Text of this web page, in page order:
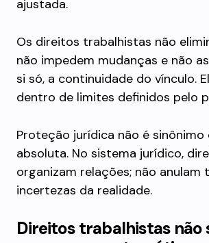
ajustada.
Os direitos trabalhistas não
não impedem mudanças e não
si só, a continuidade do vínculo.
dentro de limites definidos pelo
Proteção jurídica não é sinônimo
absoluta. No sistema jurídico,
organizam relações; não anulam
incertezas da realidade.
Direitos trabalhistas não